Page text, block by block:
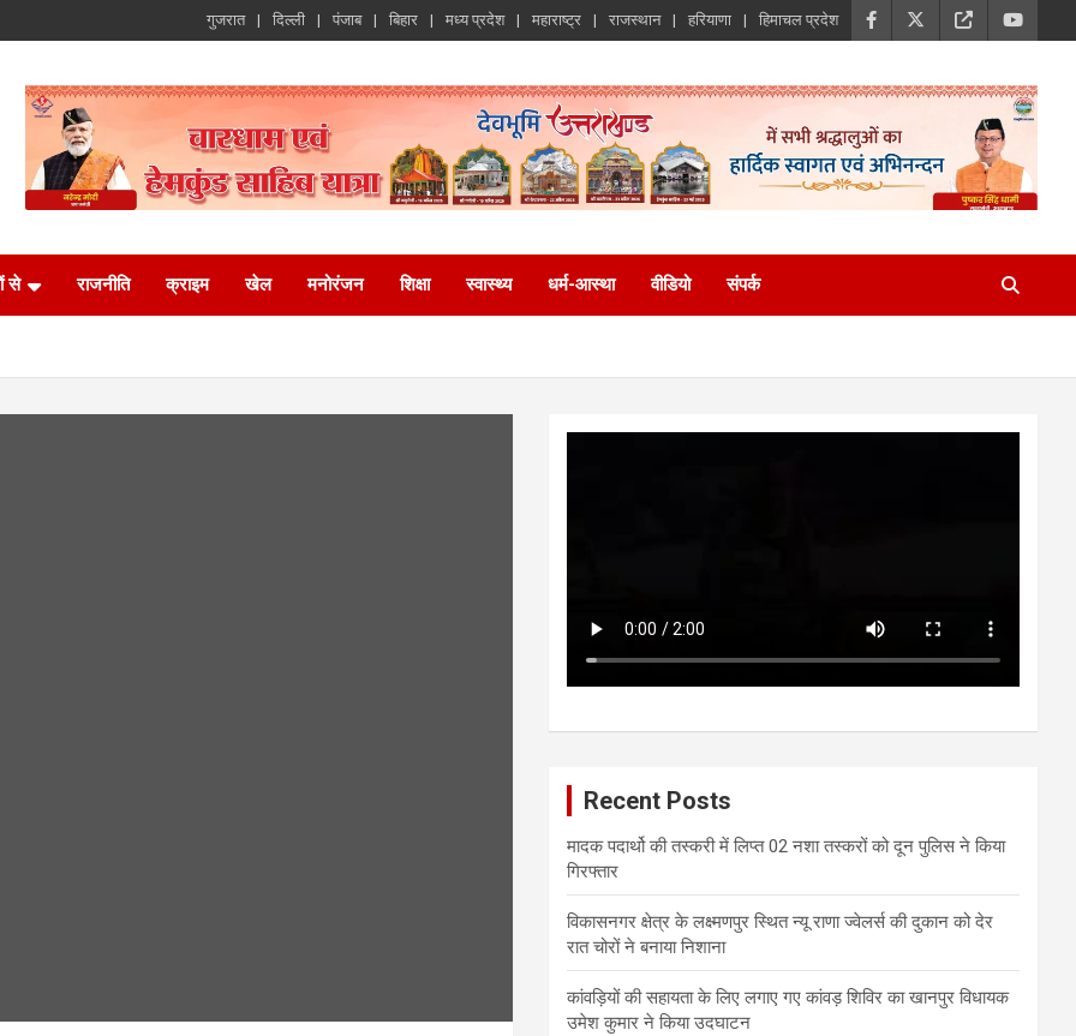
गुजरात दिल्ली पंजाब बिहार मध्य प्रदेश महाराष्ट्र राजस्थान हरियाणा हिमाचल प्रदेश
से राजनीति क्राइम खेल मनोरंजन शिक्षा स्वास्थ्य धर्म-आस्था वीडियो संपर्क
Recent Posts
मादक पदार्थो की तस्करी में लिप्त 02 नशा तस्करों को दून पुलिस ने किया
गिरफ्तार
विकासनगर क्षेत्र के लक्ष्मणपुर स्थित न्यू राणा ज्वेलर्स की दुकान को देर
रात चोरों ने बनाया निशाना
कांवड़ियों की सहायता के लिए लगाए गए कांवड़ शिविर का खानपुर विधायक
उमेश कुमार ने किया उदघाटन